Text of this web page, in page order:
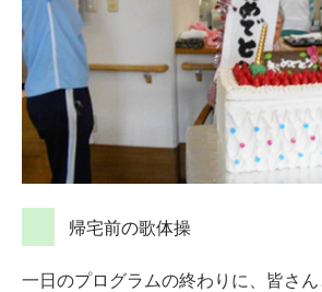
帰宅前の歌体操
一日のプログラムの終わりに、皆さ